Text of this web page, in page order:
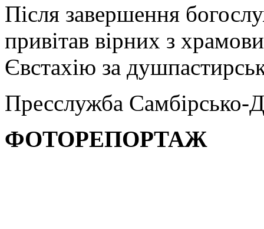
Після завершення
привітав вірних з
Євстахію за
Пресслужба Самбірсько-
ФОТОРЕПОРТАЖ